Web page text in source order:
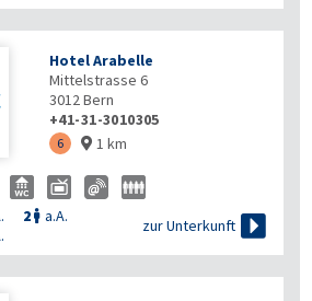
Hotel Arabelle
Mittelstrasse 6
3012Bern
+41-31-3010305
6  1 km
2  a.A.
zur Unterkunft 